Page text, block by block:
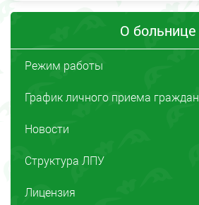
О больнице
Режим работы
График личного приема граждан
Новости
Структура ЛПУ
Лицензия